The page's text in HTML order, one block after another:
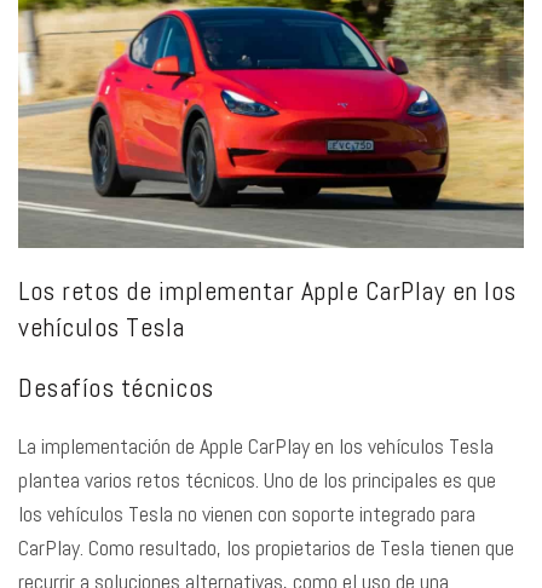
Los retos de implementar Apple CarPlay en los
vehículos Tesla
Desafíos técnicos
La implementación de Apple CarPlay en los vehículos Tesla
plantea varios retos técnicos. Uno de los principales es que
los vehículos Tesla no vienen con soporte integrado para
CarPlay. Como resultado, los propietarios de Tesla tienen que
recurrir a soluciones alternativas, como el uso de una